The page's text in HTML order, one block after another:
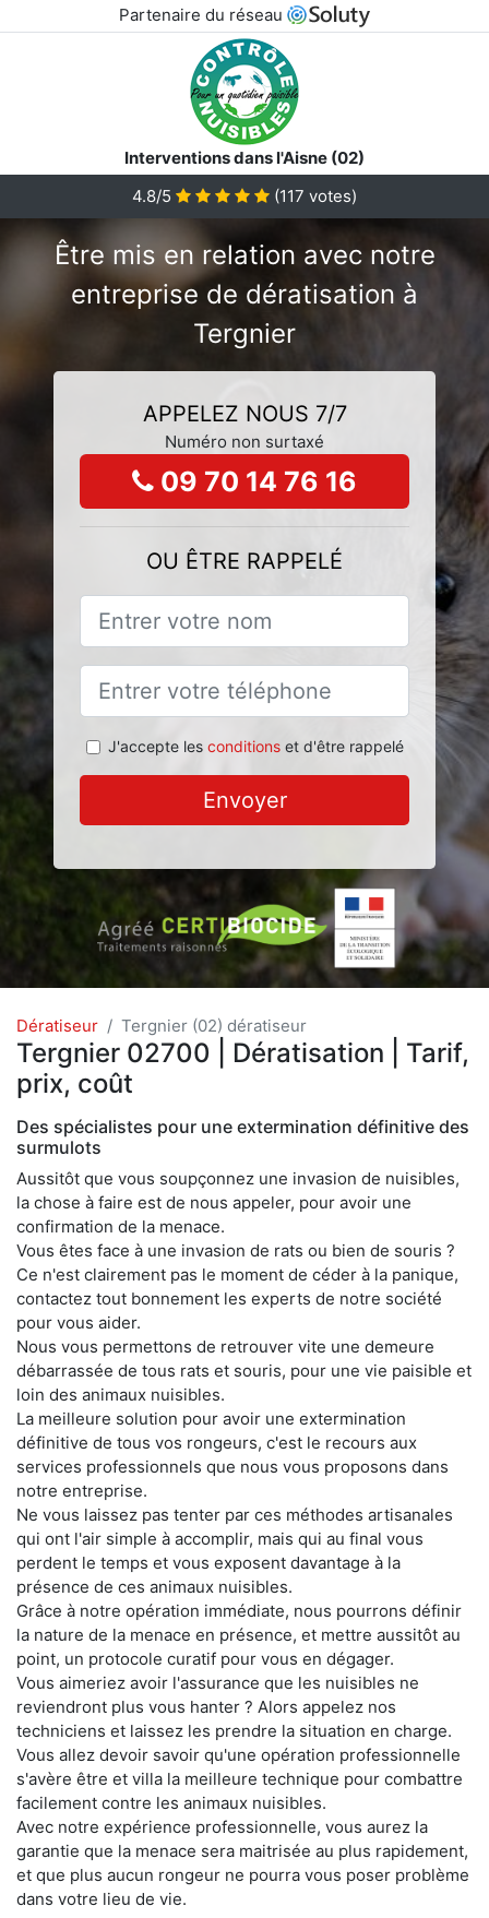
Partenaire du réseau
Interventions dans l'Aisne (02)
4.8/5
(117 votes)
Être mis en relation avec notre
entreprise de dératisation à
Tergnier
APPELEZ NOUS 7/7
Numéro non surtaxé
09 70 14 76 16
OU ÊTRE RAPPELÉ
J'accepte les conditionset d'être rappelé
Envoyer
Dératiseur Tergnier (02) dératiseur
Tergnier 02700 | Dératisation | Tarif,
prix, coût
Des spécialistes pour une extermination définitive des
surmulots
Aussitôt que vous soupçonnez une invasion de nuisibles,
la chose à faire est de nous appeler, pour avoir une
confirmation de la menace.
Vous êtes face à une invasion de rats ou bien de souris ?
Ce n'est clairement pas le moment de céder à la panique,
contactez tout bonnement les experts de notre société
pour vous aider.
Nous vous permettons de retrouver vite une demeure
débarrassée de tous rats et souris, pour une vie paisible et
loin des animaux nuisibles.
La meilleure solution pour avoir une extermination
définitive de tous vos rongeurs, c'est le recours aux
services professionnels que nous vous proposons dans
notre entreprise.
Ne vous laissez pas tenter par ces méthodes artisanales
qui ont l'air simple à accomplir, mais qui au final vous
perdent le temps et vous exposent davantage à la
présence de ces animaux nuisibles.
Grâce à notre opération immédiate, nous pourrons définir
la nature de la menace en présence, et mettre aussitôt au
point, un protocole curatif pour vous en dégager.
Vous aimeriez avoir l'assurance que les nuisibles ne
reviendront plus vous hanter ? Alors appelez nos
techniciens et laissez les prendre la situation en charge.
Vous allez devoir savoir qu'une opération professionnelle
s'avère être et villa la meilleure technique pour combattre
facilement contre les animaux nuisibles.
Avec notre expérience professionnelle, vous aurez la
garantie que la menace sera maitrisée au plus rapidement,
et que plus aucun rongeur ne pourra vous poser problème
dans votre lieu de vie.